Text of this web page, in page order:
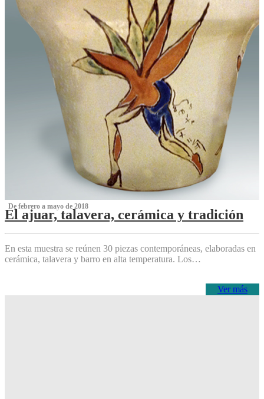
‌ De febrero a mayo de 2018
El ajuar, talavera, cerámica y tradición
‌
En esta muestra se reúnen 30 piezas contemporáneas, elaboradas en
cerámica, talavera y barro en alta temperatura. Los…
Ver más